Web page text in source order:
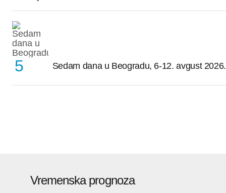
Sedam dana u Beogradu, 6-12. avgust 2026.
Vremenska prognoza